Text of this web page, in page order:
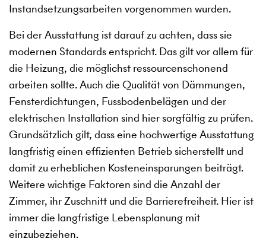
Instandsetzungsarbeiten vorgenommen wurden.
Bei der Ausstattung ist darauf zu achten, dass sie
modernen Standards entspricht. Das gilt vor allem für
die Heizung, die möglichst ressourcenschonend
arbeiten sollte. Auch die Qualität von Dämmungen,
Fensterdichtungen, Fussbodenbelägen und der
elektrischen Installation sind hier sorgfältig zu prüfen.
Grundsätzlich gilt, dass eine hochwertige Ausstattung
langfristig einen effizienten Betrieb sicherstellt und
damit zu erheblichen Kosteneinsparungen beiträgt.
Weitere wichtige Faktoren sind die Anzahl der
Zimmer, ihr Zuschnitt und die Barrierefreiheit. Hier ist
immer die langfristige Lebensplanung mit
einzubeziehen.